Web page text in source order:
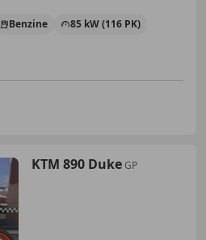
Benzine 85 kW (116 PK)
KTM 890 DukeGP